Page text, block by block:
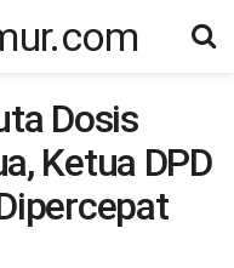
Dosis
Ketua DPD